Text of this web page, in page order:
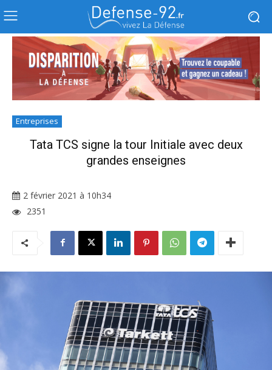
Entreprises
Tata TCS signe la tour Initiale avec deux
grandes enseignes
2 février 2021 à 10h34
2351